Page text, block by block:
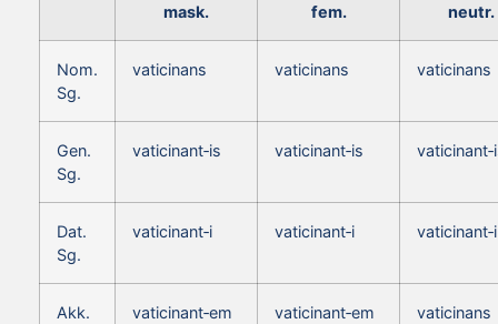
mask. fem. neutr.
Nom.
Sg.
vaticinans vaticinans vaticinans
Gen.
Sg.
vaticinant‑is vaticinant‑is
Dat.
Sg.
vaticinant‑i vaticinant‑i vaticinant‑i
Akk.
vaticinant‑em vaticinant‑em vaticinans